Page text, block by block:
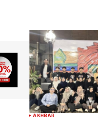
AKHBAR